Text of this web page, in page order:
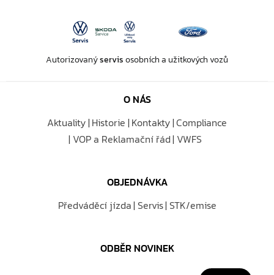
Autorizovanýservisosobních a užitkových vozů
O NÁS
Aktuality Historie Kontakty Compliance
VOP a Reklamační řád VWFS
OBJEDNÁVKA
Předváděcí jízda Servis STK/emise
ODBĚR NOVINEK